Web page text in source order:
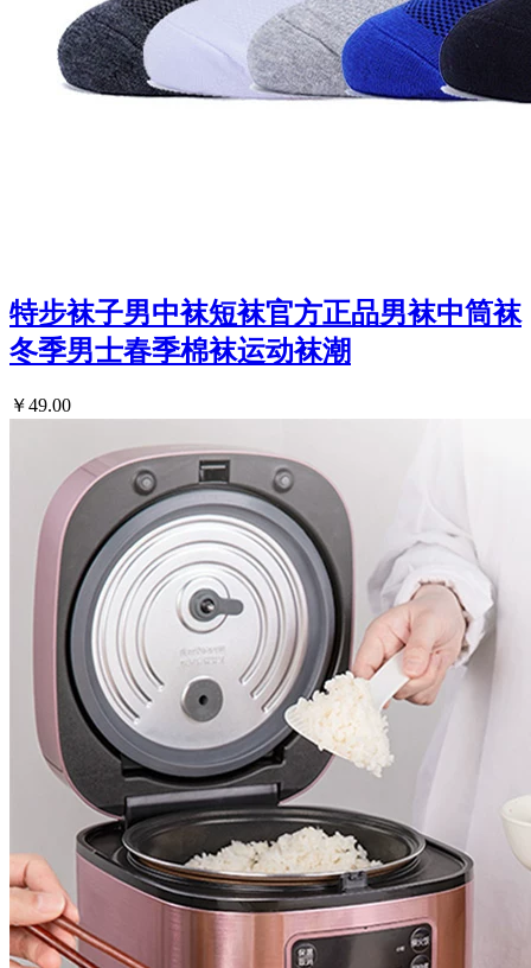
特步袜子男中袜短袜官方正品男袜中筒袜
冬季男士春季棉袜运动袜潮
￥49.00